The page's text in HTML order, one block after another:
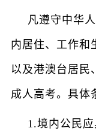
凡遵守中华
内居住、工作和
以及港澳台居民
成人高考。具体
1.境内公民